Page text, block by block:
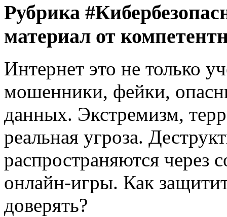
Рубрика
материал от
Интернет это не только
мошенники, фейки,
данных. Экстремизм,
реальная угроза.
распространяются через
онлайн-игры. Как
доверять?